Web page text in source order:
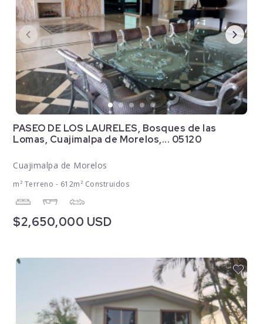
PASEO DE LOS LAURELES, Bosques de las
Lomas, Cuajimalpa de Morelos,... 05120
Cuajimalpa de Morelos
m² Terreno - 612m² Construidos
$2,650,000 USD